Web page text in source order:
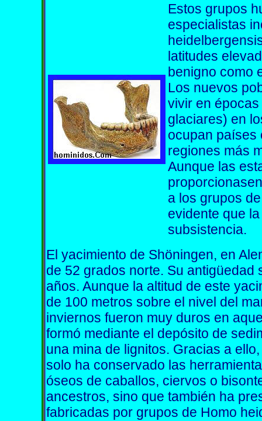
Estos grupos
especialistas
latitudes
benigno como
Los nuevos
vivir en
glaciares) en
ocupan países
regiones más
Aunque las
a los grupos
evidente que
subsistencia.
El yacimiento de Shöningen, en
de 52 grados norte. Su
años. Aunque la altitud de este
de 100 metros sobre el nivel del
inviernos fueron muy duros en
formó mediante el depósito de
una mina de lignitos. Gracias a
solo ha conservado las
óseos de caballos, ciervos o
ancestros, sino que también ha
fabricadas por grupos de Homo